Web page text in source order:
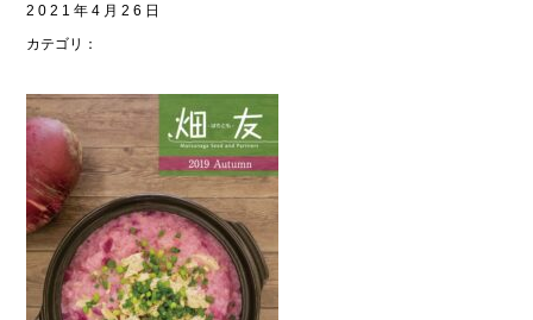
2021年4月26日
カテゴリ：